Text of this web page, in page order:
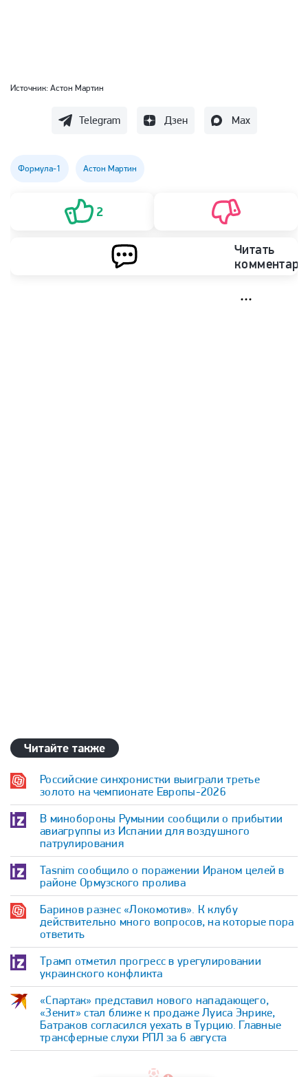
Источник: Астон Мартин
Telegram Дзен Max
Формула-1 Астон Мартин
2
Читать
Читайте также
Российские синхронистки выиграли третье
золото на чемпионате Европы-2026
В минобороны Румынии сообщили о прибытии
авиагруппы из Испании для воздушного
патрулирования
Tasnim сообщило о поражении Ираном целей в
районе Ормузского пролива
Баринов разнес «Локомотив». К клубу
действительно много вопросов, на которые пора
ответить
Трамп отметил прогресс в урегулировании
украинского конфликта
«Спартак» представил нового нападающего,
«Зенит» стал ближе к продаже Луиса Энрике,
Батраков согласился уехать в Турцию. Главные
трансферные слухи РПЛ за 6 августа